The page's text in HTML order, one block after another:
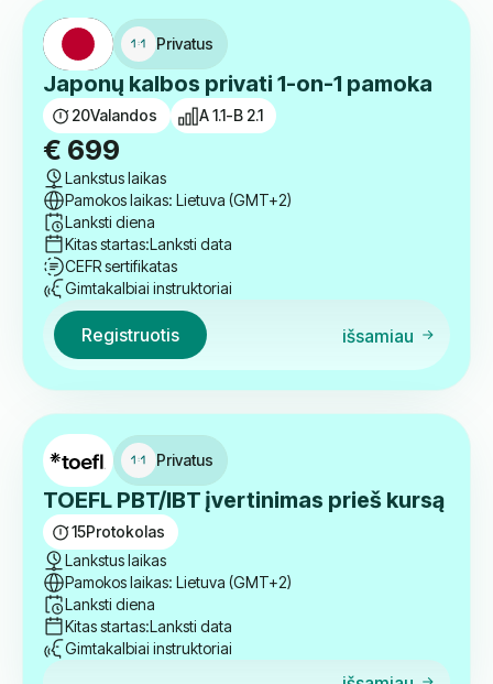
Privatus
Japonų kalbos privati 1-on-1 pamoka
20Valandos A 1.1-B 2.1
€ 699
Lankstus laikas
Pamokos laikas: Lietuva (GMT+2)
Lanksti diena
Kitas startas:Lanksti data
CEFR sertifikatas
Gimtakalbiai instruktoriai
Registruotis išsamiau
Privatus
TOEFL PBT/IBT įvertinimas prieš kursą
15Protokolas
Lankstus laikas
Pamokos laikas: Lietuva (GMT+2)
Lanksti diena
Kitas startas:Lanksti data
Gimtakalbiai instruktoriai